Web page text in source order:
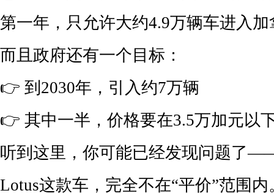
第一年，只允许大约4.9万辆车进入加
而且政府还有一个目标：
👉 到2030年，引入约7万辆
👉 其中一半，价格要在3.5万加元以
听到这里，你可能已经发现问题了
Lotus这款车，完全不在“平价”范围内